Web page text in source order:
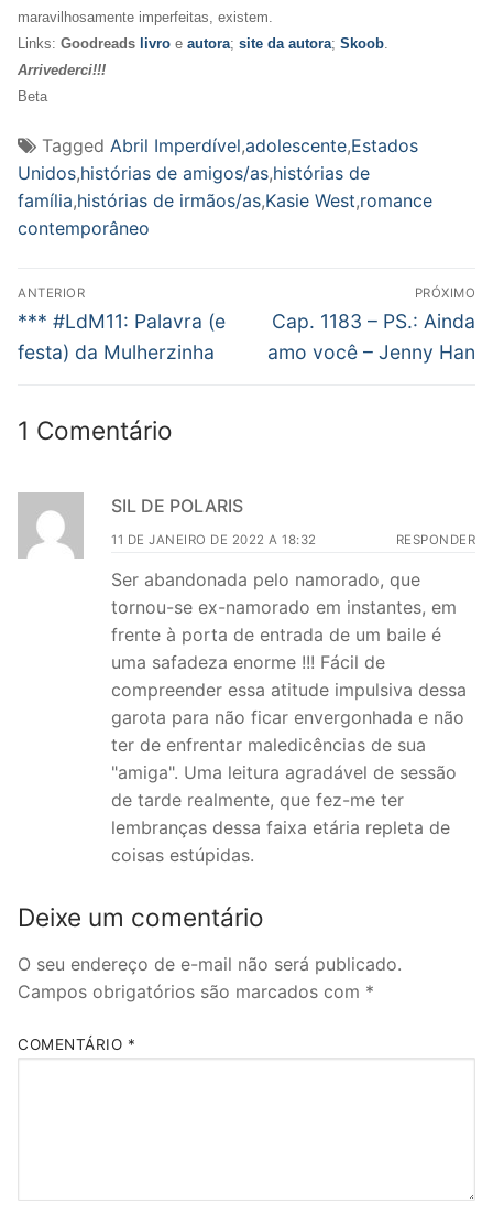
maravilhosamente imperfeitas, existem.
Links: Goodreads livro e autora; site da autora; Skoob
Arrivederci!!!
Beta
Tagged Abril Imperdível,adolescente,Estados
Unidos,histórias de amigos/as,histórias de
família,histórias de irmãos/as,Kasie West,romance
contemporâneo
Navegação
de
Post
ANTERIOR
Post
anterior:
*** #LdM11: Palavra (e
festa) da Mulherzinha
PRÓXIMO
Próximo
post:
Cap. 1183 – PS.: Ainda
amo você – Jenny Han
1 Comentário
SIL DE POLARIS
11 DE JANEIRO DE 2022 A 18:32 RESPONDER
Ser abandonada pelo namorado, que
tornou-se ex-namorado em instantes, em
frente à porta de entrada de um baile é
uma safadeza enorme !!! Fácil de
compreender essa atitude impulsiva dessa
garota para não ficar envergonhada e não
ter de enfrentar maledicências de sua
"amiga". Uma leitura agradável de sessão
de tarde realmente, que fez-me ter
lembranças dessa faixa etária repleta de
coisas estúpidas.
Deixe um comentário
O seu endereço de e-mail não será publicado.
Campos obrigatórios são marcados com *
COMENTÁRIO *